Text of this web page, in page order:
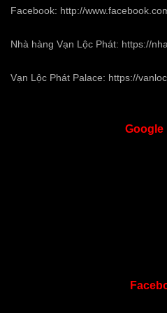
Facebook: http://
Nhà hàng Vạn Lộc Phát: https://
Vạn Lộc Phát Palace: https://
Google